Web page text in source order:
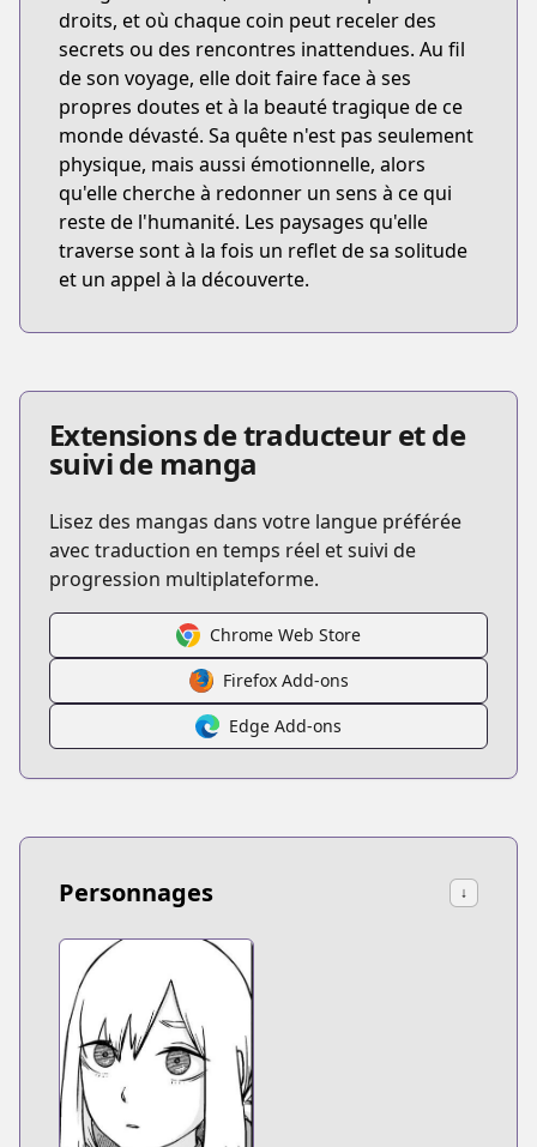
droits, et où chaque coin peut receler des
secrets ou des rencontres inattendues. Au fil
de son voyage, elle doit faire face à ses
propres doutes et à la beauté tragique de ce
monde dévasté. Sa quête n'est pas seulement
physique, mais aussi émotionnelle, alors
qu'elle cherche à redonner un sens à ce qui
reste de l'humanité. Les paysages qu'elle
traverse sont à la fois un reflet de sa solitude
et un appel à la découverte.
Extensions de traducteur et de
suivi de manga
Lisez des mangas dans votre langue préférée
avec traduction en temps réel et suivi de
progression multiplateforme.
Chrome Web Store
Firefox Add-ons
Edge Add-ons
Personnages ↓